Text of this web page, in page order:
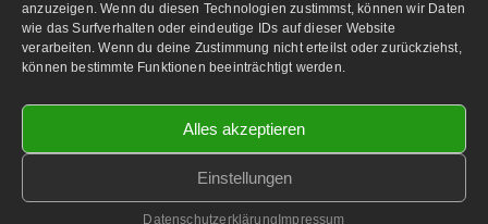
anzuzeigen. Wenn du diesen Technologien zustimmst, können wir Daten
wie das Surfverhalten oder eindeutige IDs auf dieser Website
verarbeiten. Wenn du deine Zustimmung nicht erteilst oder zurückziehst,
können bestimmte Funktionen beeinträchtigt werden.
Alles akzeptieren
Einstellungen
Datenschutzerklärung Impressum
2026 KT1 Privatfernsehen - Alle Rechte vorbehalten.
Homepage & Webbetreuung DF-Media.at